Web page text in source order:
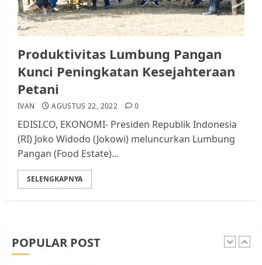
Produktivitas Lumbung Pangan
Kunci Peningkatan Kesejahteraan
Petani
IVAN AGUSTUS 22, 2022 0
EDISI.CO, EKONOMI- Presiden Republik Indonesia
(RI) Joko Widodo (Jokowi) meluncurkan Lumbung
Pangan (Food Estate)...
SELENGKAPNYA
POPULAR POST
Warga Rempang Ajukan
Audiensi dengan Wali Kota
Batam, Soroti Aktivitas yang
Resahkan Warga
0
5
Tim Advokasi Desak BP Batam
Berhenti Merampas Tanah
Warga Rempang
JULI 15, 2026 0
1